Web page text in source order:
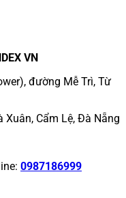
VN
đường Mễ Trì, Từ
Xuân, Cẩm Lệ, Đà Nẵng
: 0987186999